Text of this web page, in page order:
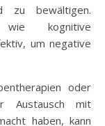
zu bewältigen.
wie kognitive
um negative
oder
Austausch mit
haben, kann